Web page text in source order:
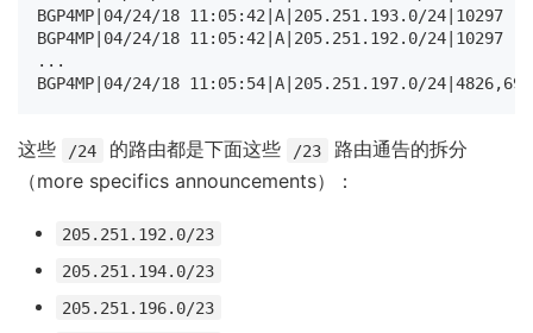
BGP4MP|04/24/18 11:05:42|A|205.251.193.0/24|10297
BGP4MP|04/24/18 11:05:42|A|205.251.192.0/24|10297
...
这些 /24 的路由都是下面这些 /23
路由通告的拆分
（more specifics announcements）：
205.251.192.0/23
205.251.194.0/23
205.251.196.0/23